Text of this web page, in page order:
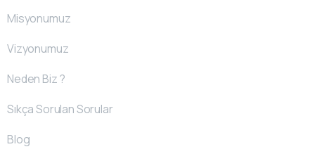
Misyonumuz
Vizyonumuz
Neden Biz ?
Sıkça Sorulan Sorular
Blog